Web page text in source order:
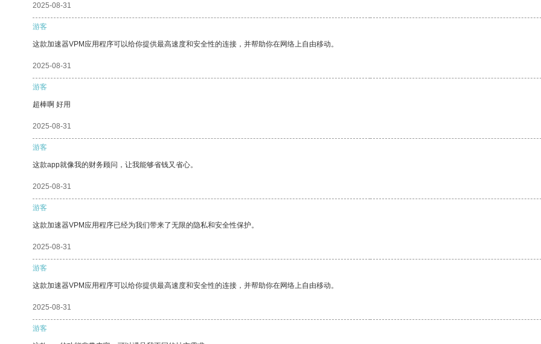
2025-08-31
游客
这款加速器VPM应用程序可以给你提供最高速度和安全性的连接，并帮助你在网络上自由移动。
2025-08-31
游客
超棒啊 好用
2025-08-31
游客
这款app就像我的财务顾问，让我能够省钱又省心。
2025-08-31
游客
这款加速器VPM应用程序已经为我们带来了无限的隐私和安全性保护。
2025-08-31
游客
这款加速器VPM应用程序可以给你提供最高速度和安全性的连接，并帮助你在网络上自由移动。
2025-08-31
游客